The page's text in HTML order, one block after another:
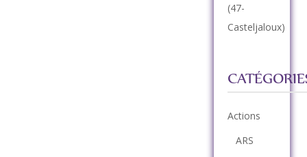
(47-
Casteljaloux)
Actions
ARS